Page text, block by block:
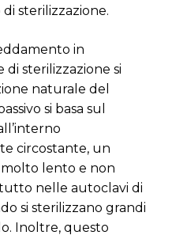
sterilizzazione.
in
di sterilizzazione si
naturale del
si basa sul
circostante, un
molto lento e non
nelle autoclavi di
si sterilizzano grandi
Inoltre, questo